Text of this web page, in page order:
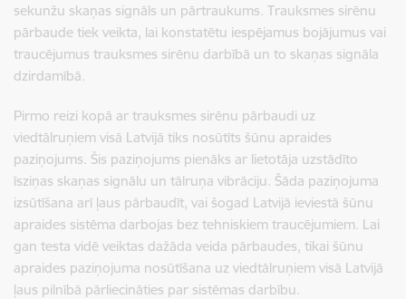
sekunžu skaņas signāls un pārtraukums. Trauksmes sirēnu
pārbaude tiek veikta, lai konstatētu iespējamus bojājumus vai
traucējumus trauksmes sirēnu darbībā un to skaņas signāla
dzirdamībā.
Pirmo reizi kopā ar trauksmes sirēnu pārbaudi uz
viedtālruņiem visā Latvijā tiks nosūtīts šūnu apraides
paziņojums. Šis paziņojums pienāks ar lietotāja uzstādīto
īsziņas skaņas signālu un tālruņa vibrāciju. Šāda paziņojuma
izsūtīšana arī ļaus pārbaudīt, vai šogad Latvijā ieviestā šūnu
apraides sistēma darbojas bez tehniskiem traucējumiem. Lai
gan testa vidē veiktas dažāda veida pārbaudes, tikai šūnu
apraides paziņojuma nosūtīšana uz viedtālruņiem visā Latvijā
ļaus pilnībā pārliecināties par sistēmas darbību.